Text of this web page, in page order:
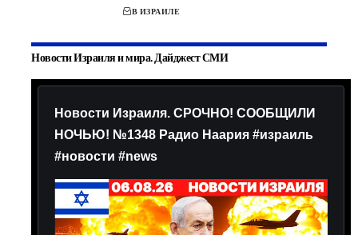
В ИЗРАИЛЕ
Новости Израиля и мира. Дайджест СМИ